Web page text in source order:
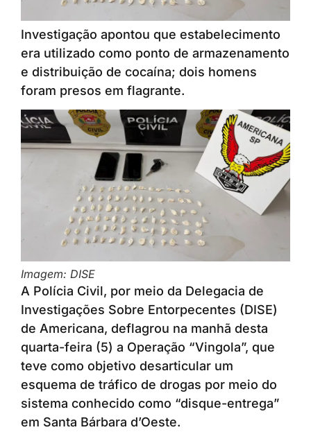
Investigação apontou que estabelecimento
era utilizado como ponto de armazenamento
e distribuição de cocaína; dois homens
foram presos em flagrante.
Imagem: DISE
A Polícia Civil, por meio da Delegacia de
Investigações Sobre Entorpecentes (DISE)
de Americana, deflagrou na manhã desta
quarta-feira (5) a Operação “Vingola”, que
teve como objetivo desarticular um
esquema de tráfico de drogas por meio do
sistema conhecido como “disque-entrega”
em Santa Bárbara d’Oeste.